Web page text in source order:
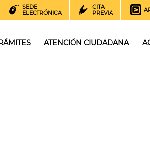
SEDE
ELECTRÓNICA
CITA
PREVIA
ATENCIÓN CIUDADANA